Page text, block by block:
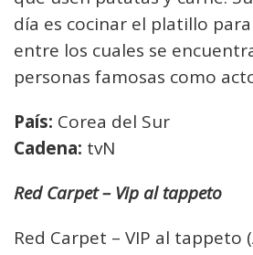
día es cocinar el platillo
entre los cuales se
personas famosas como
País: Corea del Sur
Cadena: tvN
Red Carpet – Vip al tappeto
Red Carpet – VIP al tappeto